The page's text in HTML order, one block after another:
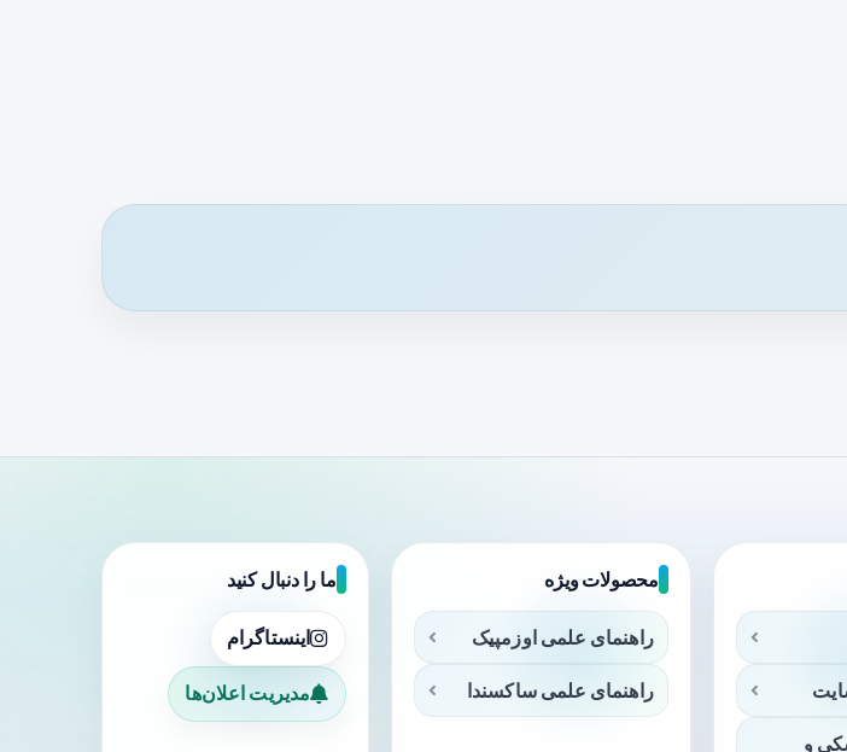
و
محصولات ویژه
راهنمای علمی اوزمپیک
راهنمای علمی ساکسندا
ما را دنبال کنید
اینستاگرام
مدیریت اعلان‌ها